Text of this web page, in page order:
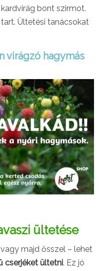
bont szirmot.
Ültetési tanácsokat
virágzó hagymás
ültetése
majd ősszel – lehet
cserjéket ültetni. Ez jó